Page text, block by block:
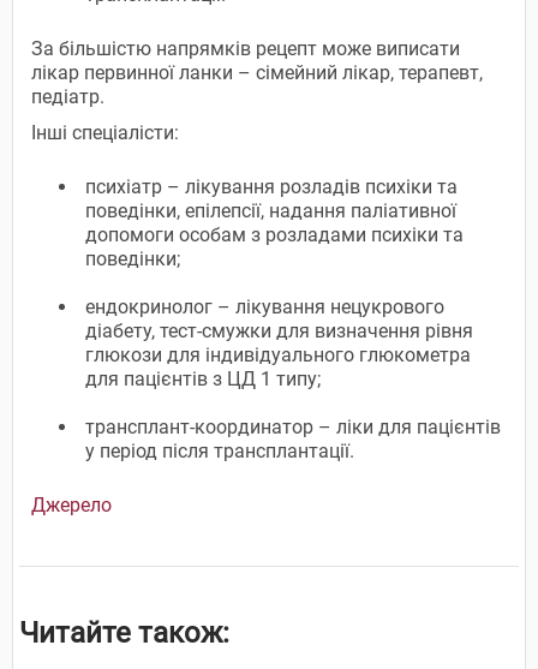
За більшістю напрямків рецепт може виписати
лікар первинної ланки – сімейний лікар, терапевт,
педіатр.
Інші спеціалісти:
психіатр – лікування розладів психіки та
поведінки, епілепсії, надання паліативної
допомоги особам з розладами психіки та
поведінки;
ендокринолог – лікування нецукрового
діабету, тест-смужки для визначення рівня
глюкози для індивідуального глюкометра
для пацієнтів з ЦД 1 типу;
трансплант-координатор – ліки для пацієнтів
у період після трансплантації.
Джерело
Читайте також: